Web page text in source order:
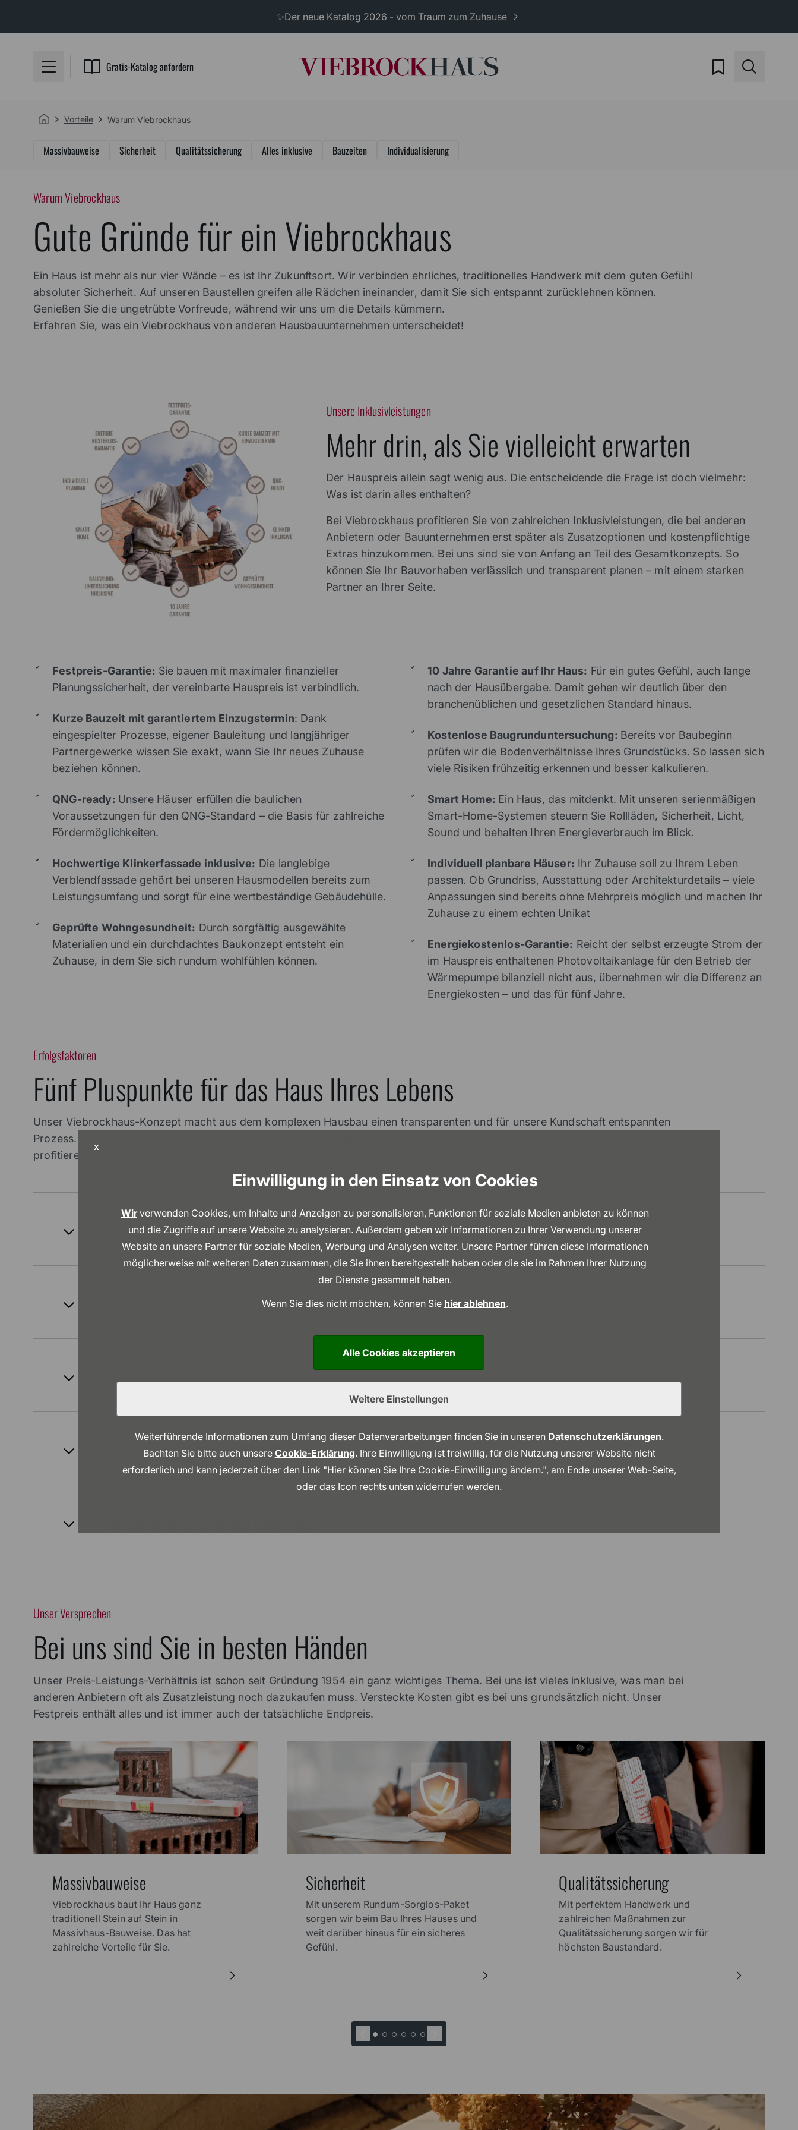
X
Einwilligung in den Einsatz von Cookies
Wirverwenden Cookies, um Inhalte und Anzeigen zu personalisieren, Funktionen für soziale Medien anbieten zu können
und die Zugriffe auf unsere Website zu analysieren. Außerdem geben wir Informationen zu Ihrer Verwendung unserer
Website an unsere Partner für soziale Medien, Werbung und Analysen weiter. Unsere Partner führen diese Informationen
möglicherweise mit weiteren Daten zusammen, die Sie ihnen bereitgestellt haben oder die sie im Rahmen Ihrer Nutzung
der Dienste gesammelt haben.
Wenn Sie dies nicht möchten, können Sie hier ablehnen.
Alle Cookies akzeptieren
Weitere Einstellungen
Weiterführende Informationen zum Umfang dieser Datenverarbeitungen finden Sie in unseren Datenschutzerklärungen.
Bachten Sie bitte auch unsere Cookie-Erklärung. Ihre Einwilligung ist freiwillig, für die Nutzung unserer Website nicht
erforderlich und kann jederzeit über den Link "Hier können Sie Ihre Cookie-Einwilligung ändern.", am Ende unserer Web-Seite,
oder das Icon rechts unten widerrufen werden.
✨Der neue Katalog 2026 - vom Traum zum Zuhause
Gratis-Katalog anfordern
Vorteile Warum Viebrockhaus
Massivbauweise Sicherheit Qualitätssicherung Alles inklusive Bauzeiten Individualisierung
Warum Viebrockhaus
Gute Gründe für ein Viebrockhaus
Ein Haus ist mehr als nur vier Wände – es ist Ihr Zukunftsort. Wir verbinden ehrliches, traditionelles Handwerk mit dem guten Gefühl
absoluter Sicherheit. Auf unseren Baustellen greifen alle Rädchen ineinander, damit Sie sich entspannt zurücklehnen können.
Genießen Sie die ungetrübte Vorfreude, während wir uns um die Details kümmern.
Erfahren Sie, was ein Viebrockhaus von anderen Hausbauunternehmen unterscheidet!
Unsere Inklusivleistungen
Mehr drin, als Sie vielleicht erwarten
Der Hauspreis allein sagt wenig aus. Die entscheidende die Frage ist doch vielmehr:
Was ist darin alles enthalten?
Bei Viebrockhaus profitieren Sie von zahlreichen Inklusivleistungen, die bei anderen
Anbietern oder Bauunternehmen erst später als Zusatzoptionen und kostenpflichtige
Extras hinzukommen. Bei uns sind sie von Anfang an Teil des Gesamtkonzepts. So
können Sie Ihr Bauvorhaben verlässlich und transparent planen – mit einem starken
Partner an Ihrer Seite.
Festpreis-Garantie: Sie bauen mit maximaler finanzieller
Planungssicherheit, der vereinbarte Hauspreis ist verbindlich.
Kurze Bauzeit mit garantiertem Einzugstermin: Dank
eingespielter Prozesse, eigener Bauleitung und langjähriger
Partnergewerke wissen Sie exakt, wann Sie Ihr neues Zuhause
beziehen können.
QNG-ready: Unsere Häuser erfüllen die baulichen
Voraussetzungen für den QNG-Standard – die Basis für zahlreiche
Fördermöglichkeiten.
Hochwertige Klinkerfassade inklusive: Die langlebige
Verblendfassade gehört bei unseren Hausmodellen bereits zum
Leistungsumfang und sorgt für eine wertbeständige Gebäudehülle.
Geprüfte Wohngesundheit: Durch sorgfältig ausgewählte
Materialien und ein durchdachtes Baukonzept entsteht ein
Zuhause, in dem Sie sich rundum wohlfühlen können.
10 Jahre Garantie auf Ihr Haus: Für ein gutes Gefühl, auch lange
nach der Hausübergabe. Damit gehen wir deutlich über den
branchenüblichen und gesetzlichen Standard hinaus.
Kostenlose Baugrunduntersuchung: Bereits vor Baubeginn
prüfen wir die Bodenverhältnisse Ihres Grundstücks. So lassen sich
viele Risiken frühzeitig erkennen und besser kalkulieren.
Smart Home: Ein Haus, das mitdenkt. Mit unseren serienmäßigen
Smart-Home-Systemen steuern Sie Rollläden, Sicherheit, Licht,
Sound und behalten Ihren Energieverbrauch im Blick.
Individuell planbare Häuser: Ihr Zuhause soll zu Ihrem Leben
passen. Ob Grundriss, Ausstattung oder Architekturdetails – viele
Anpassungen sind bereits ohne Mehrpreis möglich und machen Ihr
Zuhause zu einem echten Unikat
Energiekostenlos-Garantie: Reicht der selbst erzeugte Strom der
im Hauspreis enthaltenen Photovoltaikanlage für den Betrieb der
Wärmepumpe bilanziell nicht aus, übernehmen wir die Differenz an
Energiekosten – und das für fünf Jahre.
Erfolgsfaktoren
Fünf Pluspunkte für das Haus Ihres Lebens
Unser Viebrockhaus-Konzept macht aus dem komplexen Hausbau einen transparenten und für unsere Kundschaft entspannten
Prozess. Dabei schöpfen wir aus über siebzig Jahren Erfahrung im Bau von innovativen Massivhäusern. Alle, die mit uns bauen,
profitieren von fünf einzigartigen Pluspunkten:
Wir bieten höchste Bauqualität
Wir bauen zukunftsfähige Häuser
Wir sind ein Leben lang für Sie da
Wir sind ehrlich und transparent
Unser Versprechen
Bei uns sind Sie in besten Händen
Unser Preis-Leistungs-Verhältnis ist schon seit Gründung 1954 ein ganz wichtiges Thema. Bei uns ist vieles inklusive, was man bei
anderen Anbietern oft als Zusatzleistung noch dazukaufen muss. Versteckte Kosten gibt es bei uns grundsätzlich nicht. Unser
Festpreis enthält alles und ist immer auch der tatsächliche Endpreis.
Massivbauweise
Viebrockhaus baut Ihr Haus ganz
traditionell Stein auf Stein in
Massivhaus-Bauweise. Das hat
zahlreiche Vorteile für Sie.
Sicherheit
Mit unserem Rundum-Sorglos-Paket
sorgen wir beim Bau Ihres Hauses und
weit darüber hinaus für ein sicheres
Gefühl.
Qualitätssicherung
Mit perfektem Handwerk und
zahlreichen Maßnahmen zur
Qualitätssicherung sorgen wir für
höchsten Baustandard.